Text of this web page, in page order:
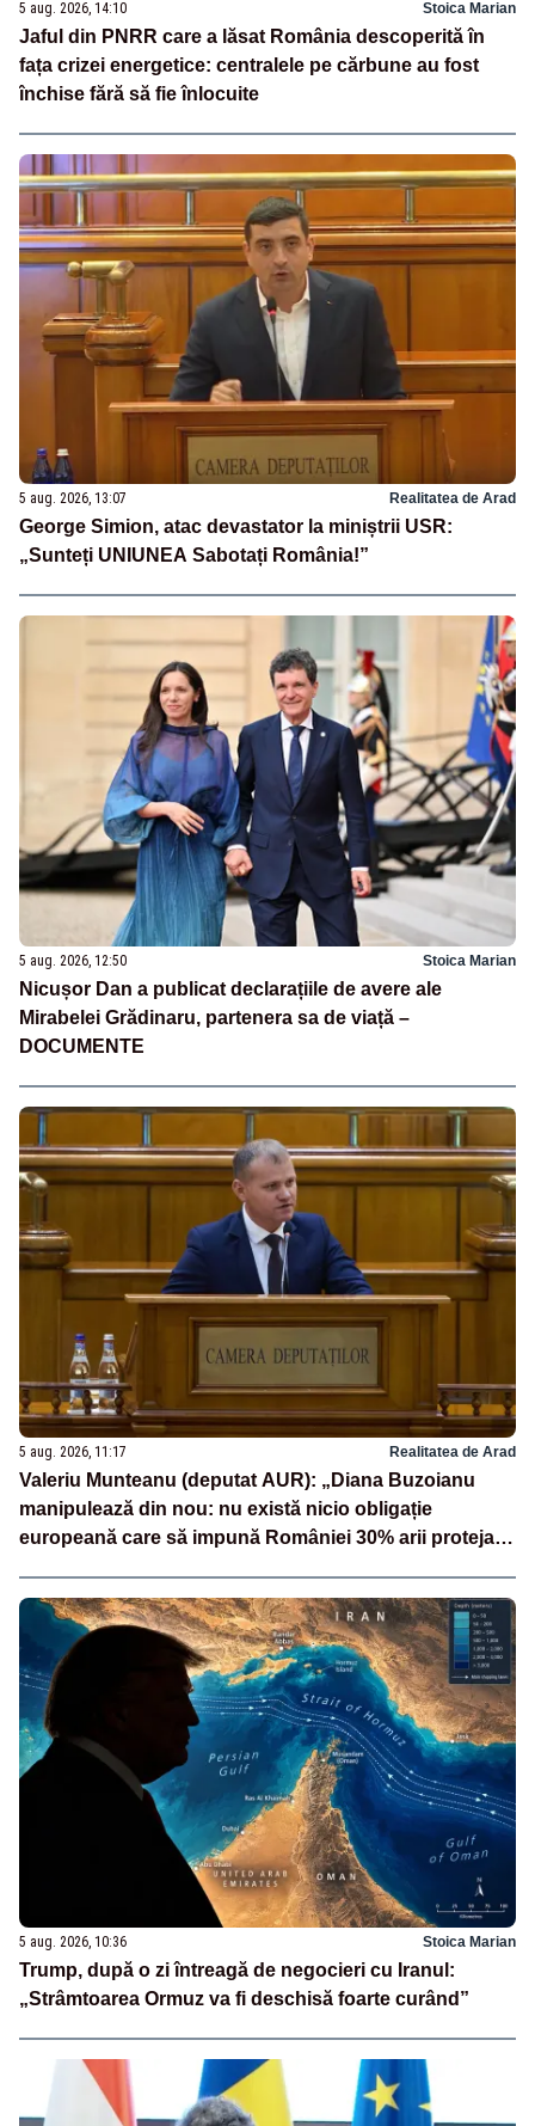
5 aug. 2026, 14:10 Stoica Marian
Jaful din PNRR care a lăsat România descoperită în
fața crizei energetice: centralele pe cărbune au fost
închise fără să fie înlocuite
5 aug. 2026, 13:07 Realitatea de Arad
George Simion, atac devastator la miniștrii USR:
„Sunteți UNIUNEA Sabotați România!”
5 aug. 2026, 12:50 Stoica Marian
Nicușor Dan a publicat declarațiile de avere ale
Mirabelei Grădinaru, partenera sa de viață –
DOCUMENTE
5 aug. 2026, 11:17 Realitatea de Arad
Valeriu Munteanu (deputat AUR): „Diana Buzoianu
manipulează din nou: nu există nicio obligație
europeană care să impună României 30% arii protejate
5 aug. 2026, 10:36 Stoica Marian
Trump, după o zi întreagă de negocieri cu Iranul:
„Strâmtoarea Ormuz va fi deschisă foarte curând”